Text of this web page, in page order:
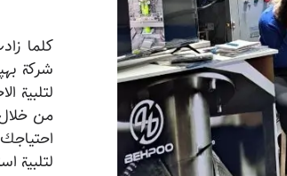
كلما
شركة
لتلبية
من
لتلبية